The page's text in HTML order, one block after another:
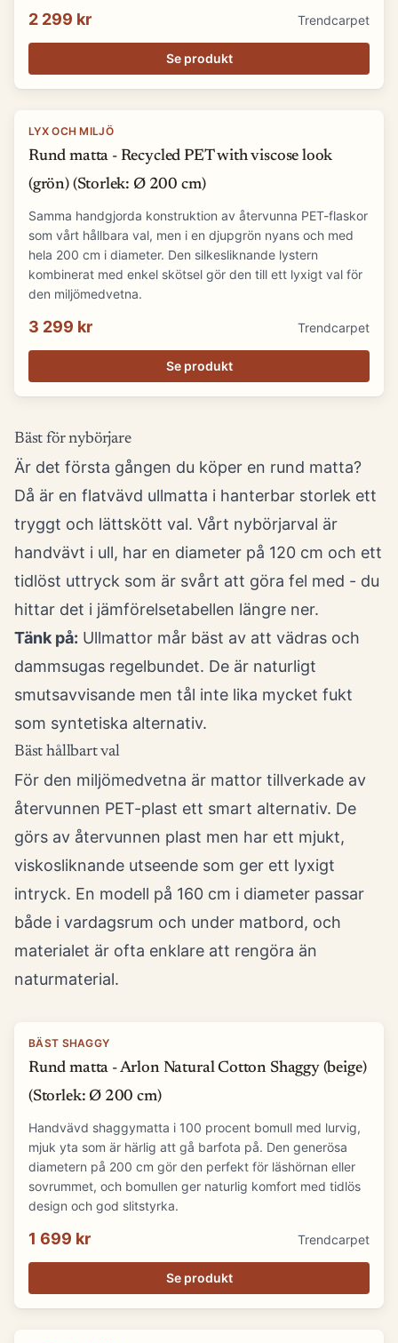
2 299 kr Trendcarpet
Se produkt
LYX OCH MILJÖ
Rund matta - Recycled PET with viscose look
(grön) (Storlek: Ø 200 cm)
Samma handgjorda konstruktion av återvunna PET-flaskor
som vårt hållbara val, men i en djupgrön nyans och med
hela 200 cm i diameter. Den silkesliknande lystern
kombinerat med enkel skötsel gör den till ett lyxigt val för
den miljömedvetna.
3 299 kr Trendcarpet
Se produkt
Bäst för nybörjare
Är det första gången du köper en rund matta?
Då är en flatvävd ullmatta i hanterbar storlek ett
tryggt och lättskött val. Vårt nybörjarval är
handvävt i ull, har en diameter på 120 cm och ett
tidlöst uttryck som är svårt att göra fel med - du
hittar det i jämförelsetabellen längre ner.
Tänk på: Ullmattor mår bäst av att vädras och
dammsugas regelbundet. De är naturligt
smutsavvisande men tål inte lika mycket fukt
som syntetiska alternativ.
Bäst hållbart val
För den miljömedvetna är mattor tillverkade av
återvunnen PET-plast ett smart alternativ. De
görs av återvunnen plast men har ett mjukt,
viskosliknande utseende som ger ett lyxigt
intryck. En modell på 160 cm i diameter passar
både i vardagsrum och under matbord, och
materialet är ofta enklare att rengöra än
naturmaterial.
BÄST SHAGGY
Rund matta - Arlon Natural Cotton Shaggy (beige)
(Storlek: Ø 200 cm)
Handvävd shaggymatta i 100 procent bomull med lurvig,
mjuk yta som är härlig att gå barfota på. Den generösa
diametern på 200 cm gör den perfekt för läshörnan eller
sovrummet, och bomullen ger naturlig komfort med tidlös
design och god slitstyrka.
1 699 kr Trendcarpet
Se produkt